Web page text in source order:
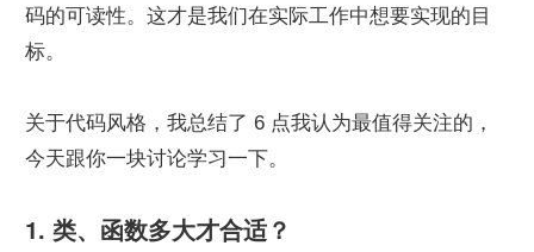
码的可读性。这才是我们在实际工作中想要实现的目
标。
关于代码风格，我总结了 6 点我认为最值得关注的，
今天跟你一块讨论学习一下。
1. 类、函数多大才合适？